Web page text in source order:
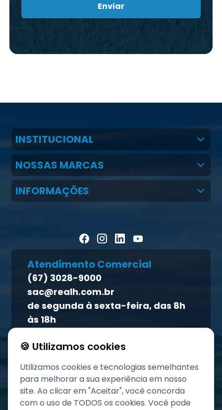
Enviar
INSTITUCIONAL
Quem Somos
Claudio Martins Real
LGPD
Direito dos titulares
Política de qualidade
Atendimento ao titular
Canal de ética
NOSSAS MARCAS
Real H Nutrição Animal
CMR Saúde
INFORMAÇÕES
Blog Pecuária Forte
Homeopet
Atendimento Comercial
(67) 3028-9000
sac@realh.com.br
de segunda à sexta-feira, das 8h
às 18h
🍪 Utilizamos cookies
Utilizamos cookies e tecnologias semelhantes
para melhorar a sua experiência em nosso
site. Ao clicar em "Aceitar", você concorda
com o uso de TODOS os cookies. Você pode